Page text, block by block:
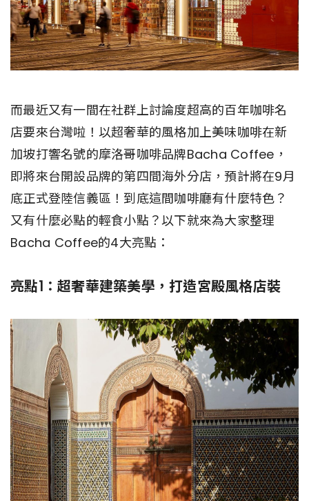
而最近又有一間在社群上討論度超高的百年咖啡名
店要來台灣啦！以超奢華的風格加上美味咖啡在新
加坡打響名號的摩洛哥咖啡品牌Bacha Coffee，
即將來台開設品牌的第四間海外分店，預計將在9月
底正式登陸信義區！到底這間咖啡廳有什麼特色？
又有什麼必點的輕食小點？以下就來為大家整理
Bacha Coffee的4大亮點：
亮點1：超奢華建築美學，打造宮殿風格店裝